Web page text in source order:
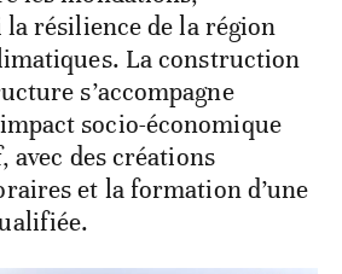
résilience de la région
La construction
s’accompagne
socio-économique
des créations
et la formation d’une